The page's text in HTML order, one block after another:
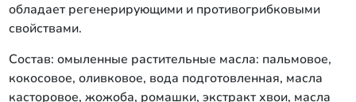
обладает регенерирующими и противогрибковыми
свойствами.
Состав: омыленные растительные масла: пальмовое,
кокосовое, оливковое, вода подготовленная, масла
касторовое, жожоба, ромашки, экстракт хвои, масла